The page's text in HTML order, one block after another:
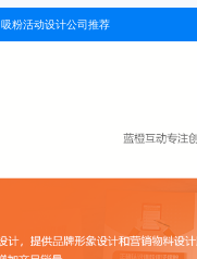
吸粉活动设计公司推荐